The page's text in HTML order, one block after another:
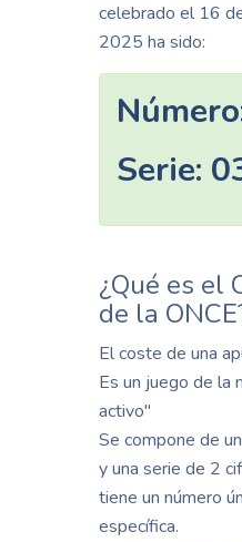
celebrado el 16
2025 ha sido:
Serie:
¿Qué es el
de la
El coste de una
Es un juego de la
activo"
Se compone de
y una serie de 2
tiene un número
específica.